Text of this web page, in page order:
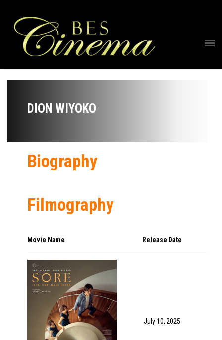
DION WIYOKO
Biography
Filmography
Movie Name Release Date
July 10, 2025